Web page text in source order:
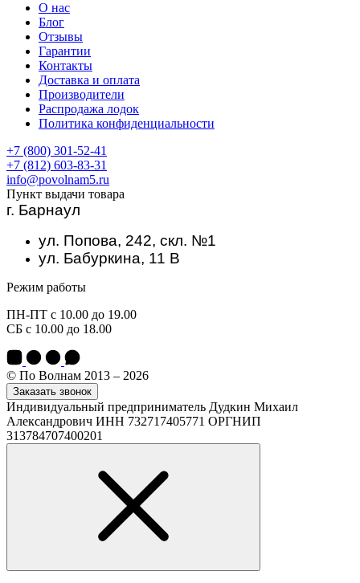
О нас
Блог
Отзывы
Гарантии
Контакты
Доставка и оплата
Производители
Распродажа лодок
Политика конфиденциальности
+7 (800) 301-52-41
+7 (812) 603-83-31
info@povolnam5.ru
Пункт выдачи товара
г. Барнаул
ул. Попова, 242, скл. №1
ул. Бабуркина, 11 В
Режим работы
ПН-ПТ с 10.00 до 19.00
СБ с 10.00 до 18.00
© По Волнам 2013 – 2026
Заказать звонок
Индивидуальный предприниматель Дудкин Михаил
Александрович ИНН 732717405771 ОРГНИП
313784707400201